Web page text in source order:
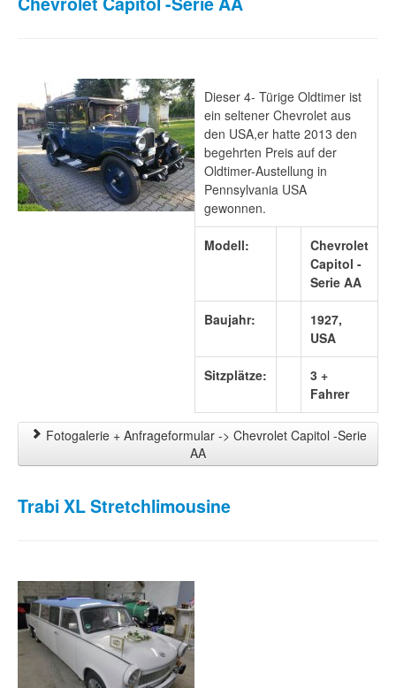
Dieser 4- Türige Oldtimer ist
ein seltener Chevrolet aus
den USA,er hatte 2013 den
begehrten Preis auf der
Oldtimer-Austellung in
Pennsylvania USA
gewonnen.
Modell:
Chevrolet
Capitol -
Serie AA
Baujahr:
1927,
USA
Sitzplätze:
3 +
Fahrer
Fotogalerie + Anfrageformular -> Chevrolet Capitol -Serie
AA
Trabi XL Stretchlimousine